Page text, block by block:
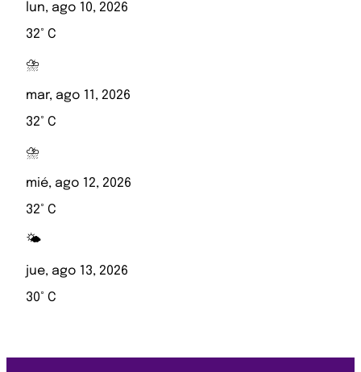
lun, ago 10, 2026
32° C
⛈️
mar, ago 11, 2026
32° C
⛈️
mié, ago 12, 2026
32° C
🌤️
jue, ago 13, 2026
30° C